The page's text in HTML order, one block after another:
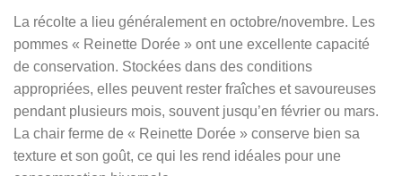
La récolte a lieu généralement en octobre/novembre. Les
pommes « Reinette Dorée » ont une excellente capacité
de conservation. Stockées dans des conditions
appropriées, elles peuvent rester fraîches et savoureuses
pendant plusieurs mois, souvent jusqu’en février ou mars.
La chair ferme de « Reinette Dorée » conserve bien sa
texture et son goût, ce qui les rend idéales pour une